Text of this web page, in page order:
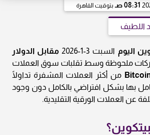
08:31 صـ بتوقيت القاهرة
اللطيف
اليوم السبت 3-1-2026
مقابل الدولار
ملحوظة وسط تقلبات سوق العملات
من أكثر العملات المشفرة تداولًا
بها بشكل افتراضي بالكامل دون وجود
عن العملات الورقية التقليدية.